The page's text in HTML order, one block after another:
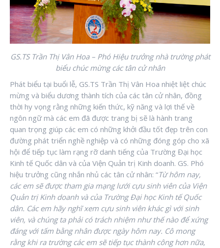
GS.TS Trần Thị Vân Hoa – Phó Hiệu trưởng nhà trường phát
biểu chúc mừng các tân cử nhân
Phát biểu tại buổi lễ, GS.TS Trần Thị Vân Hoa nhiệt liệt chúc
mừng và biểu dương thành tích của các tân cử nhân, đồng
thời hy vọng rằng những kiến thức, kỹ năng và lợi thế về
ngôn ngữ mà các em đã được trang bị sẽ là hành trang
quan trọng giúp các em có những khởi đầu tốt đẹp trên con
đường phát triển nghề nghiệp và có những đóng góp cho xã
hội để tiếp tục làm rạng rỡ danh tiếng của Trường Đại học
Kinh tế Quốc dân và của Viện Quản trị Kinh doanh. GS. Phó
hiệu trưởng cũng nhắn nhủ các tân cử nhân: “Từ hôm nay,
các em sẽ được tham gia mạng lưới cựu sinh viên của Viện
Quản trị Kinh doanh và của Trường Đại học Kinh tế Quốc
dân. Các em hãy nghĩ xem cựu sinh viên khác gì với sinh
viên, và chúng ta phải có trách nhiệm như thế nào để xứng
đáng với tấm bằng nhân được ngày hôm nay. Cô mong
rằng khi ra trường các em sẽ tiếp tục thành công hơn nữa,